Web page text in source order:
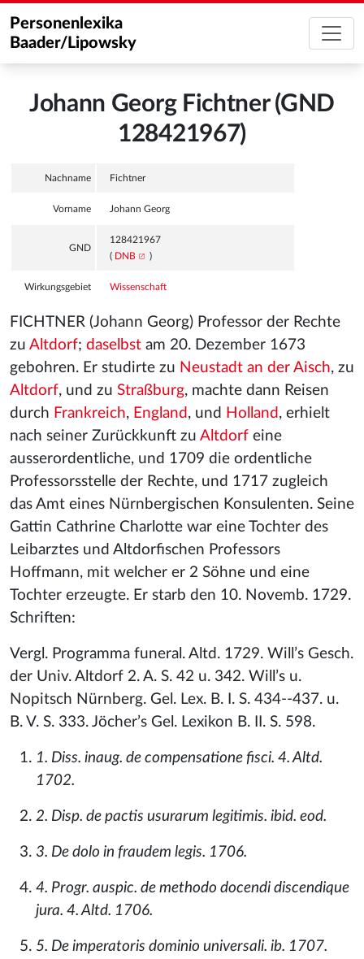
Personenlexika
Baader/Lipowsky
Johann Georg Fichtner (GND
128421967)
Nachname Fichtner
Vorname Johann Georg
GND
128421967
( DNB )
Wirkungsgebiet Wissenschaft
FICHTNER (Johann Georg) Professor der Rechte
zu Altdorf; daselbst am 20. Dezember 1673
gebohren. Er studirte zu Neustadt an der Aisch, zu
Altdorf, und zu Straßburg, machte dann Reisen
durch Frankreich, England , und Holland , erhielt
nach seiner Zurückkunft zu Altdorf eine
ausserordentliche, und 1709 die ordentliche
Professorsstelle der Rechte, und 1717 zugleich
das Amt eines Nürnbergischen Konsulenten. Seine
Gattin Cathrine Charlotte war eine Tochter des
Leibarztes und Altdorfischen Professors
Hoffmann, mit welcher er 2 Söhne und eine
Tochter erzeugte. Er starb den 10. Novemb. 1729.
Schriften:
Vergl. Programma funeral. Altd. 1729. Will’s Gesch.
der Univ. Altdorf 2. A. S. 42 u. 342. Will’s u.
Nopitsch Nürnberg. Gel. Lex. B. I. S. 434--437. u.
B. V. S. 333. Jöcher’s Gel. Lexikon B. II. S. 598.
1. Diss. inaug. de compensatione fisci. 4. Altd.
1702.
2. Disp. de pactis usurarum legitimis. ibid. eod.
3. De dolo in fraudem legis. 1706.
4. Progr. auspic. de methodo docendi discendique
jura. 4. Altd. 1706.
5. De imperatoris dominio universali. ib. 1707.